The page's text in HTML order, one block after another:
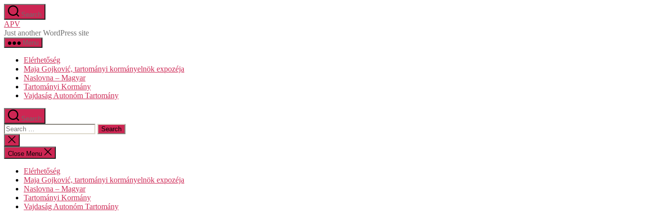
Skip
to
the
content
Search
APV
Just another WordPress site
Menu
Elérhetőség
Maja Gojković, tartományi kormányelnök expozéja
Naslovna – Magyar
Tartományi Kormány
Vajdaság Autonóm Tartomány
Search
Search
for:
Close
search
Close Menu
Elérhetőség
Maja Gojković, tartományi kormányelnök expozéja
Naslovna – Magyar
Tartományi Kormány
Vajdaság Autonóm Tartomány